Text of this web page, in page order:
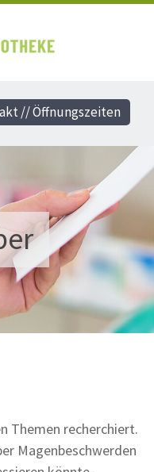
Themen recherchiert.
Magenbeschwerden
// Öffnungszeiten